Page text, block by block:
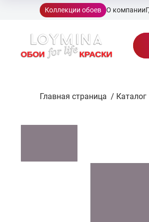
Коллекции обоев О компании
Главная страница / Каталог